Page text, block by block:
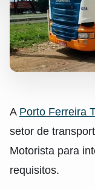
A Porto Ferreira
setor de
Motorista para
requisitos.